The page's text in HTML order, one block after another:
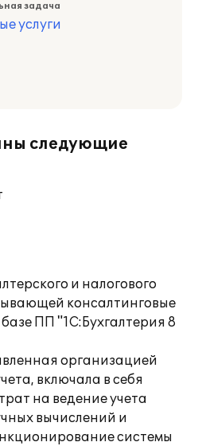
задача
услуги
следующие
и налогового
консалтинговые
ПП "1С:Бухгалтерия 8
организацией
включала в себя
на ведение учета
вычислений и
системы